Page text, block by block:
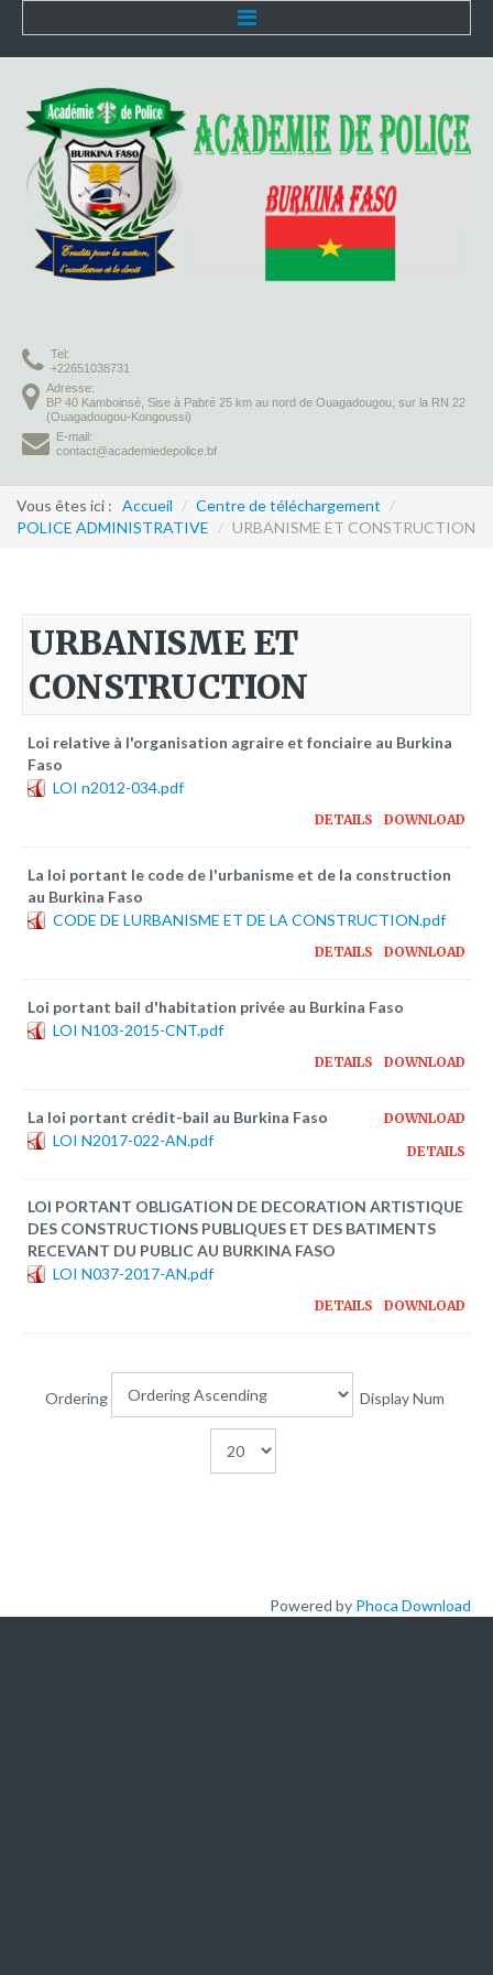
Accueil
L'Académie
Présentation
Organisation
Infrastructures
Vie à l'Académie
Missions
Formation continue
Activités
bulletins électroniques d'information
Activités Hanns Seidel
Documentations
Avec l'Institut Danois des Droits de l'Homme
Publications à télécharger
Plateforme pédagogique
Bibliothèque en ligne
Nous Ecrire
Tel:
+22651038731
Adresse:
BP 40 Kamboinsé, Sise à Pabré 25 km au nord de Ouagadougou, sur la RN 22
(Ouagadougou-Kongoussi)
E-mail:
contact@academiedepolice.bf
Vous êtes ici : Accueil / Centre de téléchargement /
POLICE ADMINISTRATIVE / URBANISME ET CONSTRUCTION
URBANISME ET
CONSTRUCTION
Loi relative à l'organisation agraire et fonciaire au Burkina
Faso
LOI n2012-034.pdf
DOWNLOAD
DETAILS
La loi portant le code de l'urbanisme et de la construction
au Burkina Faso
CODE DE LURBANISME ET DE LA CONSTRUCTION.pdf
DOWNLOAD
DETAILS
Loi portant bail d'habitation privée au Burkina Faso
LOI N103-2015-CNT.pdf
DOWNLOAD
DETAILS
La loi portant crédit-bail au Burkina Faso
LOI N2017-022-AN.pdf
DOWNLOAD
DETAILS
LOI PORTANT OBLIGATION DE DECORATION ARTISTIQUE
DES CONSTRUCTIONS PUBLIQUES ET DES BATIMENTS
RECEVANT DU PUBLIC AU BURKINA FASO
LOI N037-2017-AN.pdf
DOWNLOAD
DETAILS
Ordering Display Num
Powered by Phoca Download